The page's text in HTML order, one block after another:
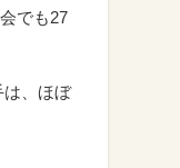
でも27
は、ほぼ